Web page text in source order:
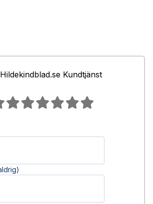
Hildekindblad.se Kundtjänst